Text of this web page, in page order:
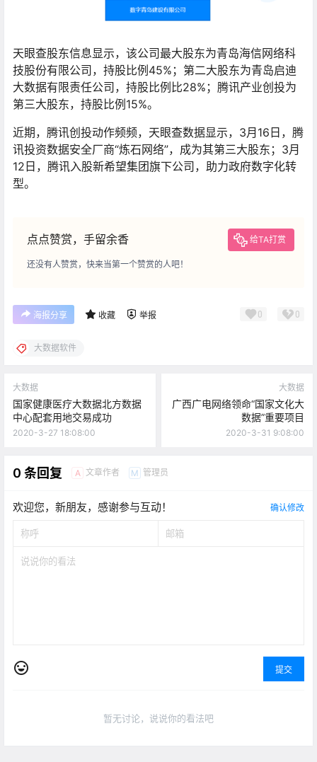
天眼查股东信息显示，该公司最大股东为青岛海信网络科
技股份有限公司，持股比例45%；第二大股东为青岛启迪
大数据有限责任公司，持股比例比28%；腾讯产业创投为
第三大股东，持股比例15%。
近期，腾讯创投动作频频，天眼查数据显示，3月16日，腾
讯投资数据安全厂商“炼石网络”，成为其第三大股东；3月
12日，腾讯入股新希望集团旗下公司，助力政府数字化转
型。
点点赞赏，手留余香 给TA打赏
还没有人赞赏，快来当第一个赞赏的人吧！
海报分享 收藏 举报 0 0
大数据软件
大数据
国家健康医疗大数据北方数据
中心配套用地交易成功
2020-3-27 18:08:00
大数据
广西广电网络领命“国家文化大
数据”重要项目
2020-3-31 9:08:00
0 条回复 A 文章作者 M 管理员
欢迎您，新朋友，感谢参与互动！ 确认修改
提交
暂无讨论，说说你的看法吧